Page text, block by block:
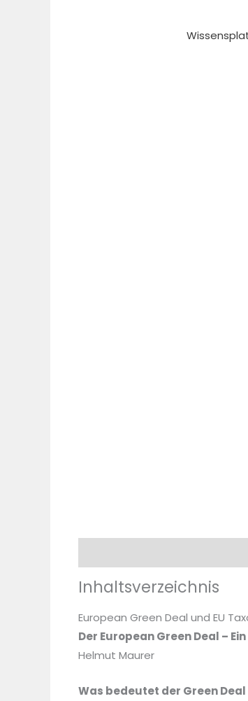
Inhaltsverzeichnis
European Green Deal und EU
Der European Green Deal –
Helmut Maurer
Was bedeutet der Green